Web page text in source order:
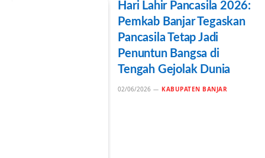
Hari Lahir Pancasila 2026:
Pemkab Banjar Tegaskan
Pancasila Tetap Jadi
Penuntun Bangsa di
Tengah Gejolak Dunia
02/06/2026 KABUPATEN BANJAR